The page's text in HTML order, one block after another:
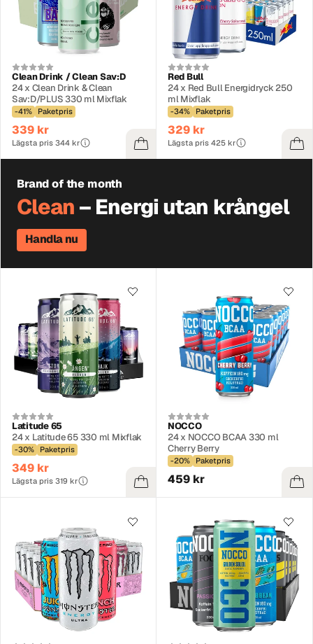
Clean Drink / Clean Sav:D
24 x Clean Drink & Clean
Sav:D/PLUS 330 ml Mixflak
-41% Paketpris
339 kr
Lägsta pris 344 kr
Red Bull
24 x Red Bull Energidryck 250
ml Mixflak
-34% Paketpris
329 kr
Lägsta pris 425 kr
Latitude 65
24 x Latitude 65 330 ml Mixflak
-30% Paketpris
349 kr
Lägsta pris 319 kr
NOCCO
24 x NOCCO BCAA 330 ml
Cherry Berry
-20% Paketpris
459 kr
Brand of the month
Clean – Energi utan krångel
Handla nu